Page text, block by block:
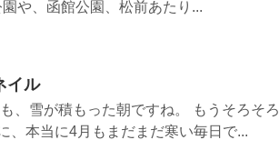
や、函館公園、松前あたり...
イル
、雪が積もった朝ですね。 もうそろそろ
、本当に4月もまだまだ寒い毎日で...